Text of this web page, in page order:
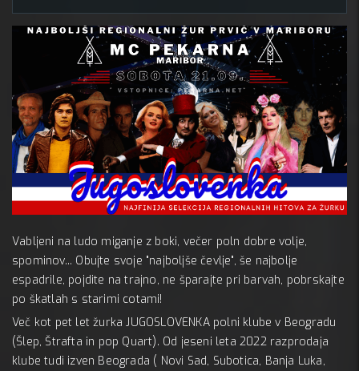
Vabljeni na ludo miganje z boki, večer poln dobre volje,
spominov... Obujte svoje "najboljše čevlje", še najbolje
espadrile, pojdite na trajno, ne šparajte pri barvah, pobrskajte
po škatlah s starimi cotami!
Več kot pet let žurka JUGOSLOVENKA polni klube v Beogradu
(Šlep, Štrafta in pop Quart). Od jeseni leta 2022 razprodaja
klube tudi izven Beograda ( Novi Sad, Subotica, Banja Luka,